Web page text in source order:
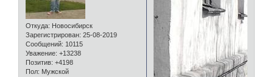
Откуда: Новосибирск
Зарегистрирован: 25-08-2019
Сообщений: 10115
Уважение: +13238
Позитив: +4198
Пол: Мужской